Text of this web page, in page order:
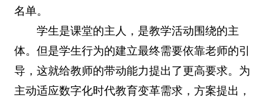
名单。
学生是课堂的主人，是教学活动围绕的主
体。但是学生行为的建立最终需要依靠老师的引
导，这就给教师的带动能力提出了更高要求。为
主动适应数字化时代教育变革需求，方案提出，